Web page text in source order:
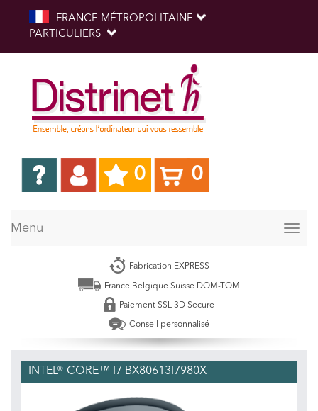
FRANCE MÉTROPOLITAINE
PARTICULIERS
0 0
Menu
Fabrication EXPRESS
France Belgique Suisse DOM-TOM
Paiement SSL 3D Secure
Conseil personnalisé
INTEL® CORE™ I7 BX80613I7980X